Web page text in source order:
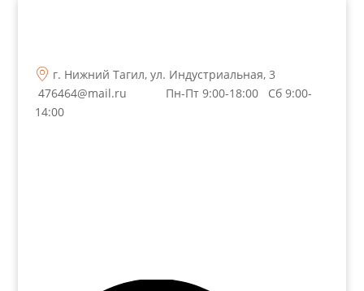
г. Нижний Тагил, ул. Индустриальная, 3
476464@mail.ru
Пн-Пт 9:00-18:00 Сб 9:00-
14:00